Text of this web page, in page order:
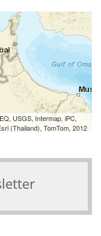
USGS, Intermap, iPC,
(Thailand), TomTom, 2012